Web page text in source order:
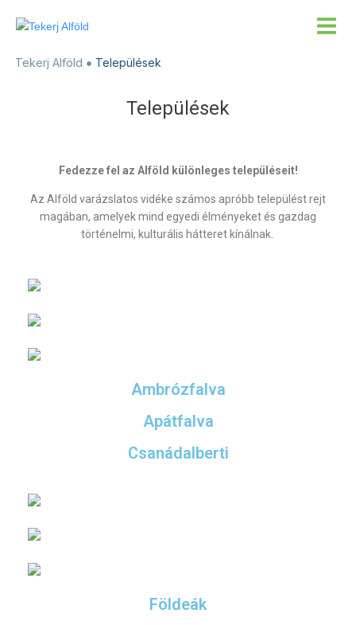
Tekerj Alföld Települések
Települések
Fedezze fel az Alföld különleges településeit!
Az Alföld varázslatos vidéke számos apróbb települést rejt
magában, amelyek mind egyedi élményeket és gazdag
történelmi, kulturális hátteret kínálnak.
Ambrózfalva
Apátfalva
Csanádalberti
Földeák